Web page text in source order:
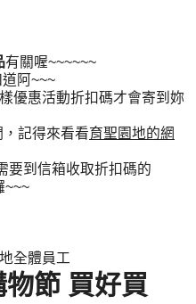
有關喔~~~~~~
阿~~~
優惠活動折扣碼才會寄到妳
記得來看看育聖園地的網
要到信箱收取折扣碼的
~~~
全體員工
節 買好買